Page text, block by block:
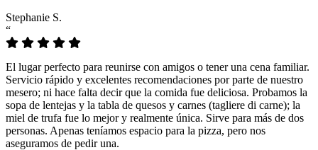
Stephanie S.
“
El lugar perfecto para reunirse con amigos o tener una cena familiar.
Servicio rápido y excelentes recomendaciones por parte de nuestro
mesero; ni hace falta decir que la comida fue deliciosa. Probamos la
sopa de lentejas y la tabla de quesos y carnes (tagliere di carne); la
miel de trufa fue lo mejor y realmente única. Sirve para más de dos
personas. Apenas teníamos espacio para la pizza, pero nos
aseguramos de pedir una.